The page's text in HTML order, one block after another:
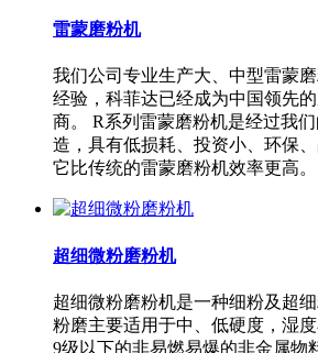
雷蒙磨粉机
我们公司专业生产大、中型雷蒙
经验，科菲达已经成为中国领先
商。 R系列雷蒙磨粉机是经过我
造，具有低损耗、投资小、环保
它比传统的雷蒙磨粉机效率更高。
超细微粉磨粉机
超细微粉磨粉机是一种细粉及超
粉磨主要适用于中、低硬度，湿
9级以下的非易燃易爆的非金属物